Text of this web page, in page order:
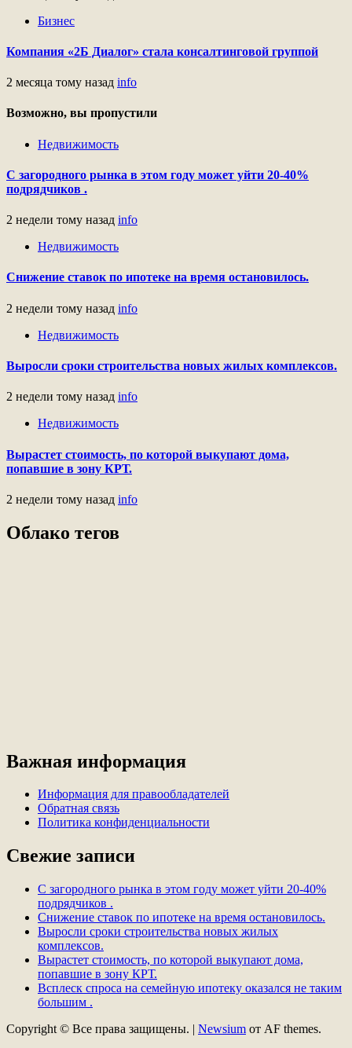
Бизнес
Компания «2Б Диалог» стала консалтинговой группой
2 месяца тому назад info
Возможно, вы пропустили
Недвижимость
С загородного рынка в этом году может уйти 20-40%
подрядчиков .
2 недели тому назад info
Недвижимость
Снижение ставок по ипотеке на время остановилось.
2 недели тому назад info
Недвижимость
Выросли сроки строительства новых жилых комплексов.
2 недели тому назад info
Недвижимость
Вырастет стоимость, по которой выкупают дома,
попавшие в зону КРТ.
2 недели тому назад info
Облако тегов
Важная информация
Информация для правообладателей
Обратная связь
Политика конфиденциальности
Свежие записи
С загородного рынка в этом году может уйти 20-40%
подрядчиков .
Снижение ставок по ипотеке на время остановилось.
Выросли сроки строительства новых жилых
комплексов.
Вырастет стоимость, по которой выкупают дома,
попавшие в зону КРТ.
Всплеск спроса на семейную ипотеку оказался не таким
большим .
Copyright © Все права защищены. | Newsium от AF themes.